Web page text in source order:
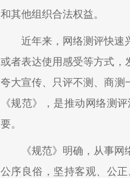
和其他组织合法权益。
近年来，网络测评快速
或者表达使用感受等方式，
夸大宣传、只评不测、商测
《规范》，是推动网络测
要。
《规范》明确，从事
公序良俗，坚持客观、公